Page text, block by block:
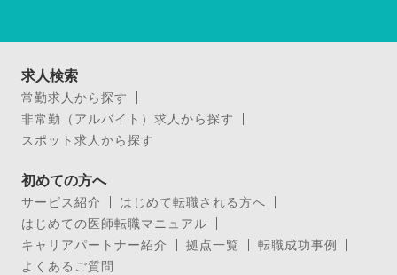
求人検索
常勤求人から探す
非常勤（アルバイト）求人から探す
スポット求人から探す
初めての方へ
サービス紹介
はじめて転職される方へ
はじめての医師転職マニュアル
キャリアパートナー紹介
拠点一覧
転職成功事例
よくあるご質問